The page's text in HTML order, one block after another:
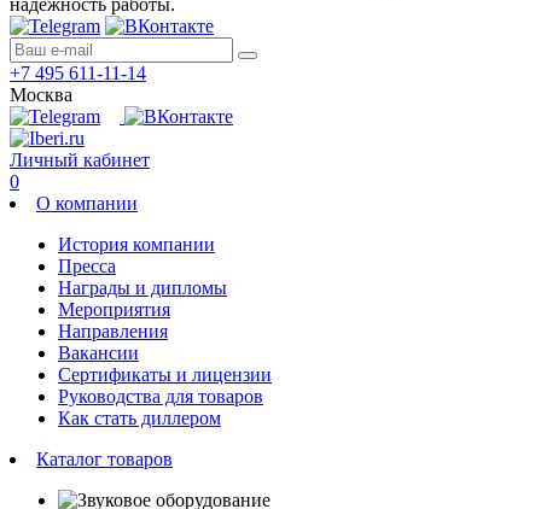
+7 495 611-11-14
Москва
Личный кабинет
0
О компании
История компании
Пресса
Награды и дипломы
Мероприятия
Направления
Вакансии
Сертификаты и лицензии
Руководства для товаров
Как стать диллером
Каталог товаров